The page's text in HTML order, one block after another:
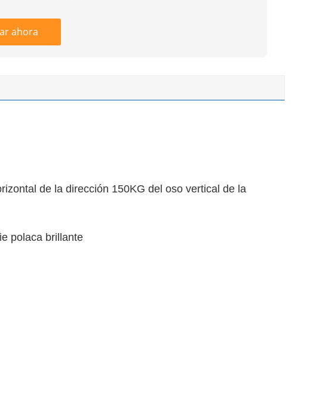
ahora
de la dirección 150KG del oso vertical de la
polaca brillante